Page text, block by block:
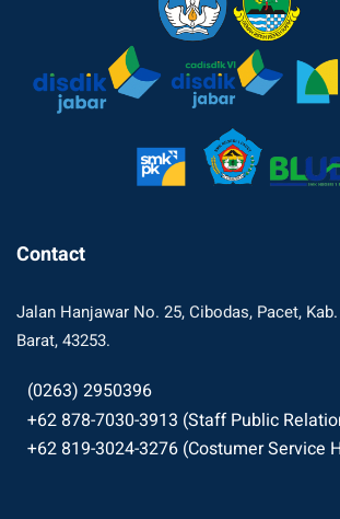
Contact
Jalan Hanjawar No. 25, Cibodas, Pacet,
Barat, 43253.
(0263) 2950396
+62 878-7030-3913 (Staff Public
+62 819-3024-3276 (Costumer Service